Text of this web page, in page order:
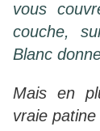
vous
couche,
Blanc
Mais en
vraie